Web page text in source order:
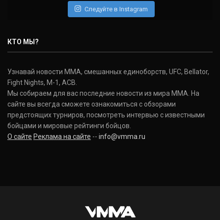
Donald Cerrone
(36-15-0, 1)
Исраэль Адесанья
Israel Adesanya
(19-0-0, 0)
Следуйте в Instagram
КТО МЫ?
Узнавай новости ММА, смешанных единоборств, UFC, Bellator,
Fight Nights, M-1, ACB.
Мы собираем для вас последние новости из мира ММА. На
сайте вы всегда сможете ознакомиться с обзорами
предстоящих турниров, посмотреть интервью с известными
бойцами и мировые рейтинги бойцов.
О сайте Реклама на сайте -- info@vmma.ru